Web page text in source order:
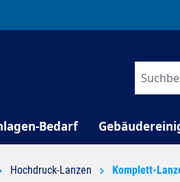
Bedarf
Hochdruck-Lanzen Komplett-